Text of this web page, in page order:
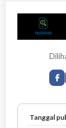
Tanggal